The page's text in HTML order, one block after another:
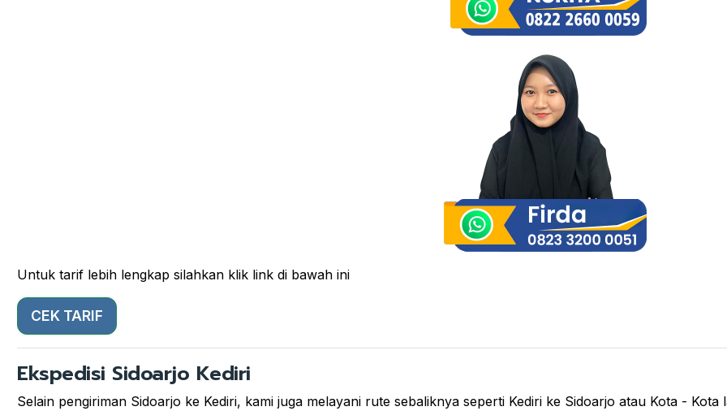
Untuk tarif lebih lengkap silahkan klik link di bawah ini
CEK TARIF
Ekspedisi Sidoarjo Kediri
Selain pengiriman Sidoarjo ke Kediri, kami juga melayani rute sebaliknya seperti Kediri ke Sidoarjo atau Kota -